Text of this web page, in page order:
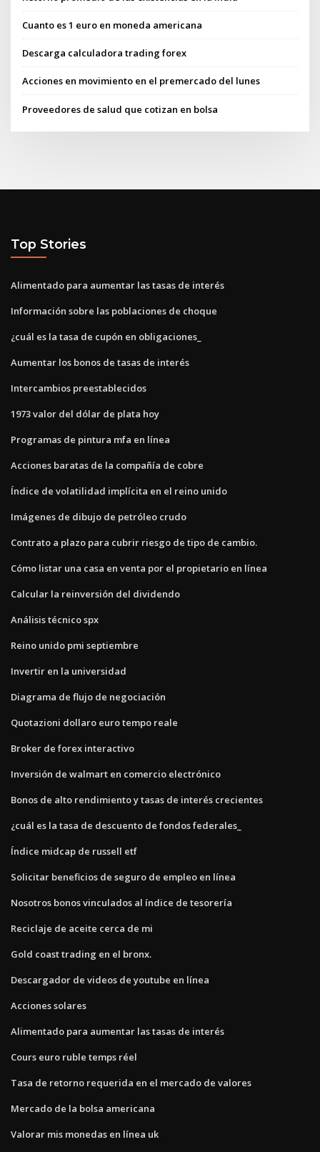
Cuanto es 1 euro en moneda americana
Descarga calculadora trading forex
Acciones en movimiento en el premercado del lunes
Proveedores de salud que cotizan en bolsa
Top Stories
Alimentado para aumentar las tasas de interés
Información sobre las poblaciones de choque
¿cuál es la tasa de cupón en obligaciones_
Aumentar los bonos de tasas de interés
Intercambios preestablecidos
1973 valor del dólar de plata hoy
Programas de pintura mfa en línea
Acciones baratas de la compañía de cobre
Índice de volatilidad implícita en el reino unido
Imágenes de dibujo de petróleo crudo
Contrato a plazo para cubrir riesgo de tipo de cambio.
Cómo listar una casa en venta por el propietario en línea
Calcular la reinversión del dividendo
Análisis técnico spx
Reino unido pmi septiembre
Invertir en la universidad
Diagrama de flujo de negociación
Quotazioni dollaro euro tempo reale
Broker de forex interactivo
Inversión de walmart en comercio electrónico
Bonos de alto rendimiento y tasas de interés crecientes
¿cuál es la tasa de descuento de fondos federales_
Índice midcap de russell etf
Solicitar beneficios de seguro de empleo en línea
Nosotros bonos vinculados al índice de tesorería
Reciclaje de aceite cerca de mi
Gold coast trading en el bronx.
Descargador de videos de youtube en línea
Acciones solares
Alimentado para aumentar las tasas de interés
Cours euro ruble temps réel
Tasa de retorno requerida en el mercado de valores
Mercado de la bolsa americana
Valorar mis monedas en línea uk